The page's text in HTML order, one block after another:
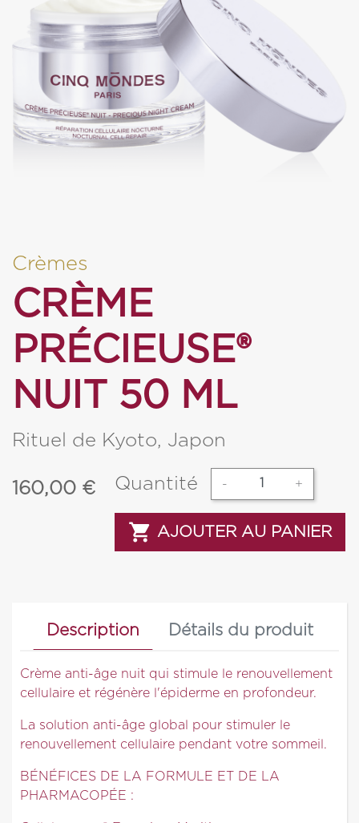
Crèmes
CRÈME
PRÉCIEUSE®
NUIT 50 ML
Rituel de Kyoto, Japon
160,00 € Quantité - +
 AJOUTER AU PANIER
Description Détails du produit
Crème anti-âge nuit qui stimule le renouvellement
cellulaire et régénère l'épiderme en profondeur.
La solution anti-âge global pour stimuler le
renouvellement cellulaire pendant votre sommeil.
BÉNÉFICES DE LA FORMULE ET DE LA
PHARMACOPÉE :